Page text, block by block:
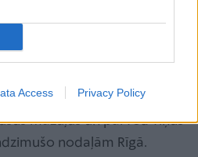
Access Privacy Policy
brigāde, kas traucās palīgā
desmitus
Specializētās medicīnas
jebkurā diennakts laikā
mazuļus un pārved viņus
nodaļām Rīgā.